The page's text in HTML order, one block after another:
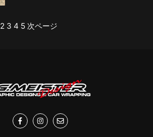
2 3 4 5 次ページ